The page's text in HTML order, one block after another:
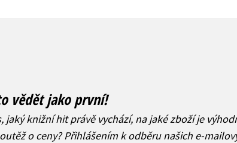
vědět jako první!
jaký knižní hit právě vychází, na jaké zboží je
o ceny? Přihlášením k odběru našich e-